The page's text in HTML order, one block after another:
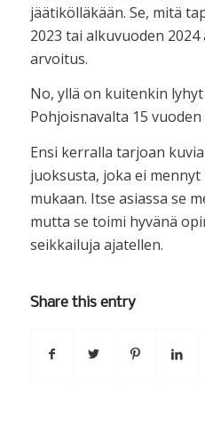
jäätikölläkään. Se, mitä
2023 tai alkuvuoden
arvoitus.
No, yllä on kuitenkin
Pohjoisnavalta 15 vuoden
Ensi kerralla tarjoan
juoksusta, joka ei
mukaan. Itse asiassa se
mutta se toimi hyvänä
seikkailuja ajatellen.
Share this entry